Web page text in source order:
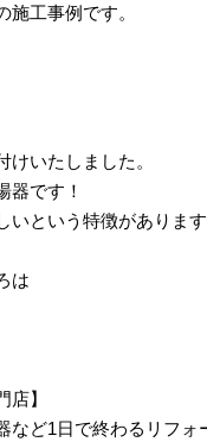
工事例です。
いたしました。
器です！
いという特徴がありま
は
】
など1日で終わるリフォ